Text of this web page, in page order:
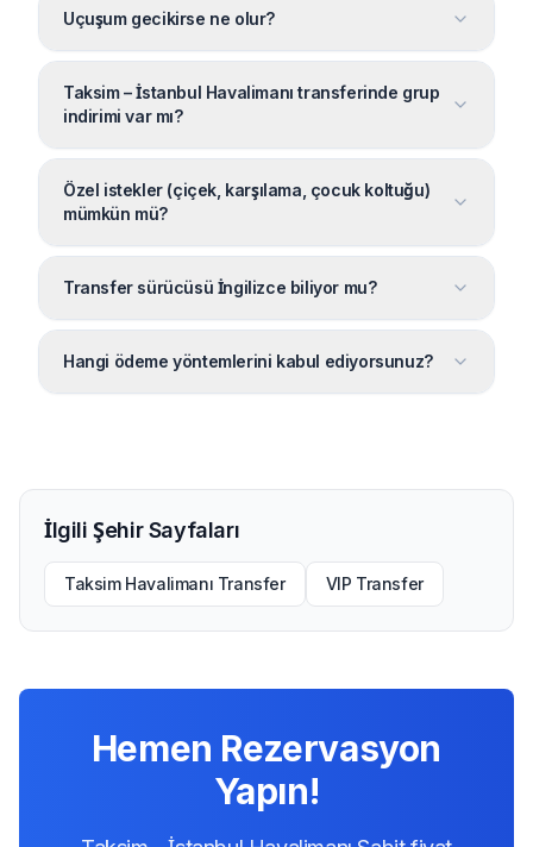
Uçuşum gecikirse ne olur?
Taksim – İstanbul Havalimanı transferinde grup
indirimi var mı?
Özel istekler (çiçek, karşılama, çocuk koltuğu)
mümkün mü?
Transfer sürücüsü İngilizce biliyor mu?
Hangi ödeme yöntemlerini kabul ediyorsunuz?
İlgili Şehir Sayfaları
Taksim Havalimanı Transfer VIP Transfer
Hemen Rezervasyon
Yapın!